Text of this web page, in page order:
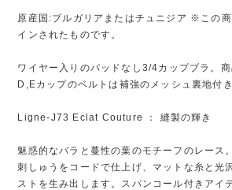
原産国:ブルガリアまたはチュニジア ※この
インされたものです。
ワイヤー入りのパッドなし3/4カップブラ。商
D,Eカップのベルトは補強のメッシュ裏地付き
Ligne-J73 Eclat Couture ： 縫製の輝き
魅惑的なバラと蔓性の葉のモチーフのレース
刺しゅうをコードで仕上げ、マットな糸と光
ストを生み出します。スパンコール付きアイ